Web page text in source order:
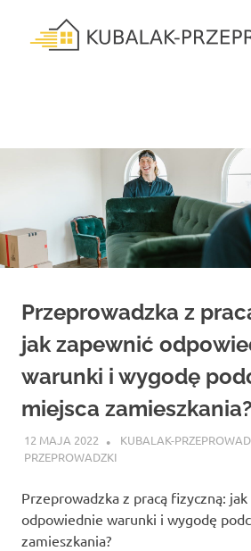
content
Przeprowadzka z
jak zapewnić
warunki i wygodę
miejsca zamieszkania?
12 MAJA 2022
KUBALAK-
PRZEPROWADZKI
Przeprowadzka z pracą fizyczną:
odpowiednie warunki i wygodę
zamieszkania?